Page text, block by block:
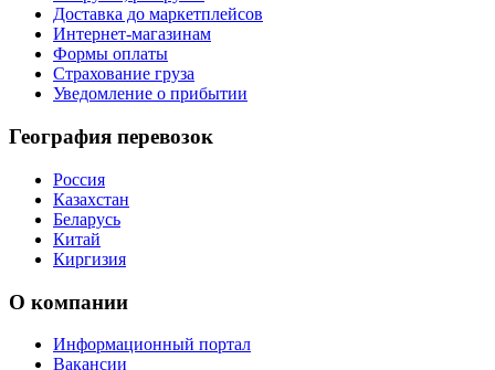
Доставка до маркетплейсов
Интернет-магазинам
Формы оплаты
Страхование груза
Уведомление о прибытии
География перевозок
Россия
Казахстан
Беларусь
Китай
Киргизия
О компании
Информационный портал
Вакансии